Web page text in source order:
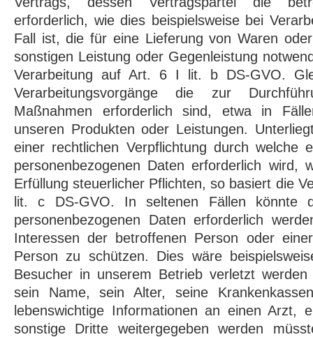
erforderlich, wie dies beispielsweise bei
Fall ist, die für eine Lieferung von Waren
sonstigen Leistung oder Gegenleistung
Verarbeitung auf Art. 6 I lit. b DS-GVO.
Verarbeitungsvorgänge die zur
Maßnahmen erforderlich sind, etwa in
unseren Produkten oder Leistungen.
einer rechtlichen Verpflichtung durch welche
personenbezogenen Daten erforderlich wird,
Erfüllung steuerlicher Pflichten, so basiert die
lit. c DS-GVO. In seltenen Fällen könnte
personenbezogenen Daten erforderlich
Interessen der betroffenen Person oder
Person zu schützen. Dies wäre
Besucher in unserem Betrieb verletzt
sein Name, sein Alter, seine
lebenswichtige Informationen an einen Arzt,
sonstige Dritte weitergegeben werden